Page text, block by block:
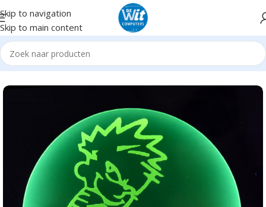
Skip to navigation
Skip to main content
Home Hardware CaseMod Diversen